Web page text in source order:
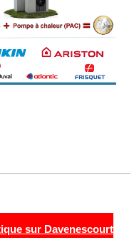
sur Davenescourt